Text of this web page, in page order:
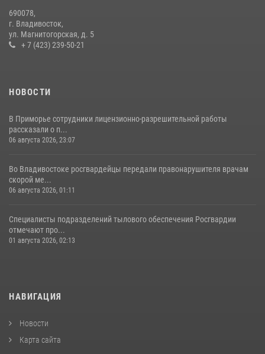
Во Владивостоке росгвардейцы пресекли три попытки хищения в
магазинах
22 июля 2026, 23:38
690078,
г. Владивосток,
ул. Магнитогорская, д. 5
+ 7 (423) 239-50-21
НОВОСТИ
В Приморье сотрудники лицензионно-разрешительной работы
рассказали о п...
06 августа 2026, 23:07
Во Владивостоке росгвардейцы передали правонарушителя врачам
скорой ме...
06 августа 2026, 01:11
Специалисты подразделений тылового обеспечения Росгвардии
отмечают про...
01 августа 2026, 02:13
НАВИГАЦИЯ
Новости
Карта сайта